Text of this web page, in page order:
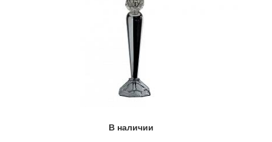
В наличии